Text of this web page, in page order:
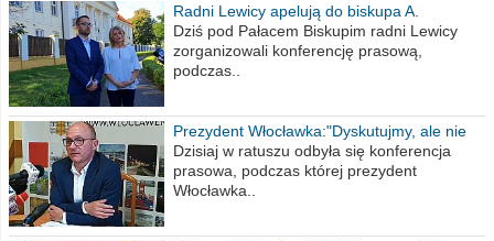
Radni Lewicy apelują do biskupa A.
Wiesława Meringa
Dziś pod Pałacem Biskupim radni Lewicy
zorganizowali konferencję prasową,
podczas..
Prezydent Włocławka:"Dyskutujmy, ale nie
obrażajmy się”
Dzisiaj w ratuszu odbyła się konferencja
prasowa, podczas której prezydent
Włocławka..